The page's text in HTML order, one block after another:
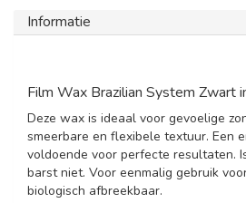
Informatie
Film Wax Brazilian System Zwart
Deze wax is ideaal voor gevoelige
smeerbare en flexibele textuur. Een
voldoende voor perfecte resultaten.
barst niet. Voor eenmalig gebruik
biologisch afbreekbaar.